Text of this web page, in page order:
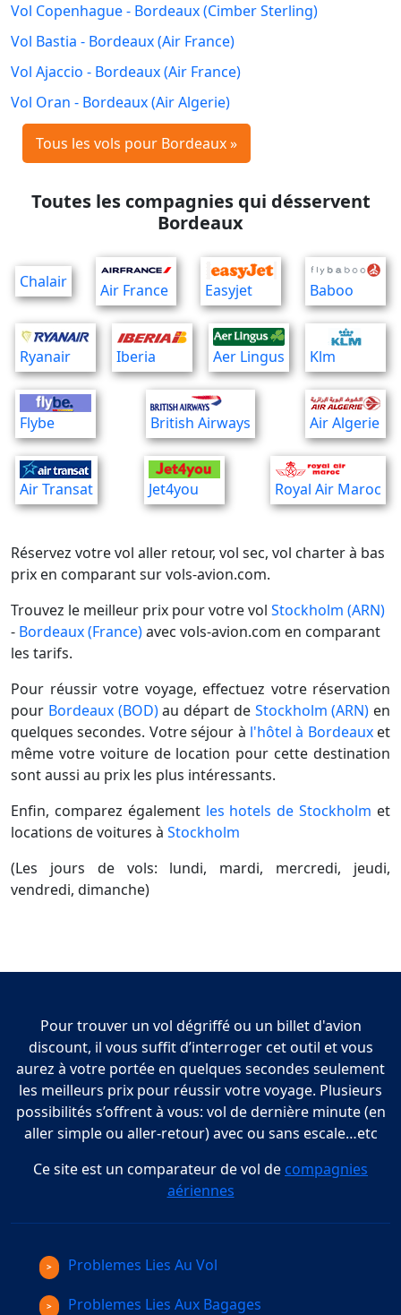
Vol Copenhague - Bordeaux (Cimber Sterling)
Vol Bastia - Bordeaux (Air France)
Vol Ajaccio - Bordeaux (Air France)
Vol Oran - Bordeaux (Air Algerie)
Tous les vols pour Bordeaux »
Toutes les compagnies qui désservent
Bordeaux
Chalair Air France Easyjet Baboo
Ryanair Iberia Aer Lingus Klm
Flybe British Airways Air Algerie
Air Transat Jet4you Royal Air Maroc
Réservez votre vol aller retour, vol sec, vol charter à bas
prix en comparant sur vols-avion.com.
Trouvez le meilleur prix pour votre vol Stockholm (ARN)
- Bordeaux (France)avec vols-avion.com en comparant
les tarifs.
Pour réussir votre voyage, effectuez votre réservation
pour Bordeaux (BOD)au départ de Stockholm (ARN) en
quelques secondes. Votre séjour à l'hôtel à Bordeauxet
même votre voiture de location pour cette destination
sont aussi au prix les plus intéressants.
Enfin, comparez également les hotels de Stockholm et
locations de voitures à Stockholm
(Les jours de vols: lundi, mardi, mercredi, jeudi,
vendredi, dimanche)
Pour trouver un vol dégriffé ou un billet d'avion
discount, il vous suffit d’interroger cet outil et vous
aurez à votre portée en quelques secondes seulement
les meilleurs prix pour réussir votre voyage. Plusieurs
possibilités s’offrent à vous: vol de dernière minute (en
aller simple ou aller-retour) avec ou sans escale…etc
Ce site est un comparateur de vol de compagnies
aériennes
Problemes Lies Au Vol
Problemes Lies Aux Bagages